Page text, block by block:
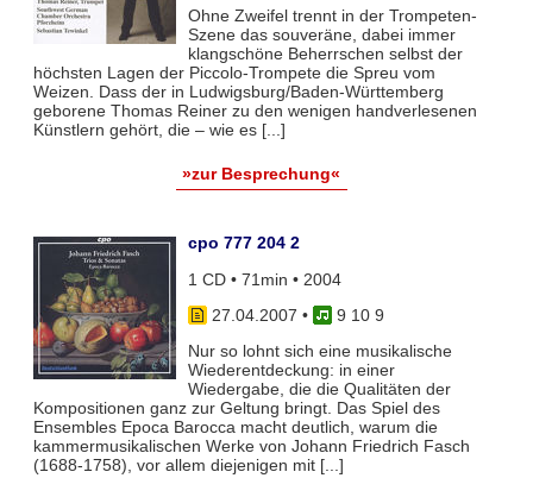
Ohne Zweifel trennt in der Trompeten-
Szene das souveräne, dabei immer
klangschöne Beherrschen selbst der
höchsten Lagen der Piccolo-Trompete die Spreu vom
Weizen. Dass der in Ludwigsburg/Baden-Württemberg
geborene Thomas Reiner zu den wenigen handverlesenen
Künstlern gehört, die – wie es [...]
»zur Besprechung«
cpo 777 204 2
1 CD • 71min • 2004
27.04.2007 •
9 10 9
Nur so lohnt sich eine musikalische
Wiederentdeckung: in einer
Wiedergabe, die die Qualitäten der
Kompositionen ganz zur Geltung bringt. Das Spiel des
Ensembles Epoca Barocca macht deutlich, warum die
kammermusikalischen Werke von Johann Friedrich Fasch
(1688-1758), vor allem diejenigen mit [...]